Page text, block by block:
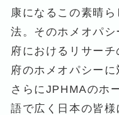
康になるこの素晴
法。そのホメオパ
府におけるリサー
府のホメオパシー
さらにJPHMAのホ
語で広く日本の皆